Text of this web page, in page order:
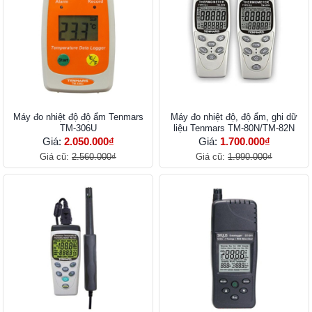
Máy đo nhiệt độ độ ẩm Tenmars
TM-306U
Giá: 2.050.000₫
Giá cũ: 2.560.000₫
Máy đo nhiệt độ, độ ẩm, ghi dữ
liệu Tenmars TM-80N/TM-82N
Giá: 1.700.000₫
Giá cũ: 1.990.000₫